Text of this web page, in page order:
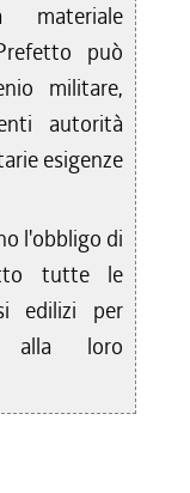
materiale
può
militare,
autorità
esigenze
l'obbligo di
tutte le
edilizi per
alla loro